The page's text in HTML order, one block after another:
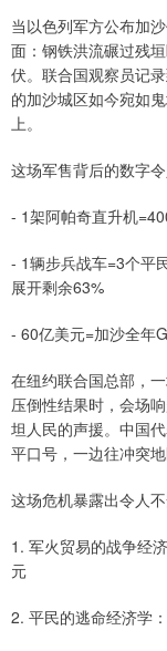
当以色列军方公布加
面：钢铁洪流碾过残
伏。联合国观察员记
的加沙城区如今宛如
上。
这场军售背后的数字令
- 1架阿帕奇直升机
- 1辆步兵战车=3个平
展开剩余63%
- 60亿美元=加沙全年
在纽约联合国总部，
压倒性结果时，会场
坦人民的声援。中国
平口号，一边往冲突
这场危机暴露出令人不
1. 军火贸易的战争经
元
2. 平民的逃命经济学